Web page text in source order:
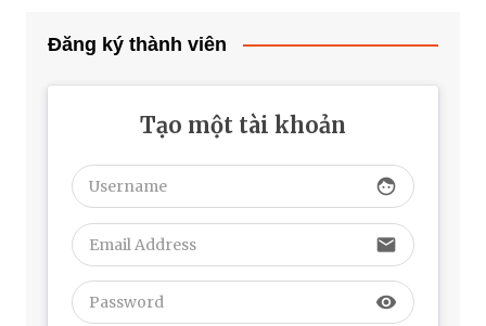
Đăng ký thành viên
Tạo một tài khoản
face
email
visibility